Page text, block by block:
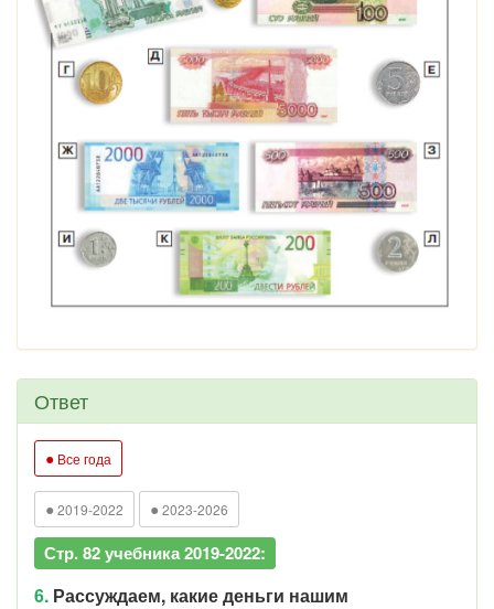
Ответ
● Все года
● 2019-2022 ● 2023-2026
Стр. 82 учебника 2019-2022:
6. Рассуждаем, какие деньги нашим